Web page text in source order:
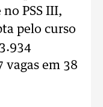
PSS III,
pelo curso
em 38